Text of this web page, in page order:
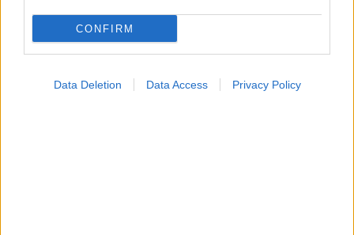
CONFIRM
Data Deletion Data Access Privacy Policy
άνοιξη
Μελάνωμα - μελέτη: